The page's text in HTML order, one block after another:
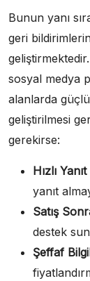
Bunun yanı
geri
sosyal medya
alanlarda
geliştirilmesi
gerekirse:
Hızlı
yanıt
Satış
destek
Şeffaf